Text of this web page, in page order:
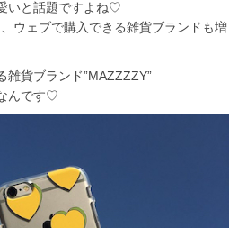
いと話題ですよね♡
ウェブで購入できる雑貨ブランドも増
雑貨ブランド”MAZZZZY”
んです♡